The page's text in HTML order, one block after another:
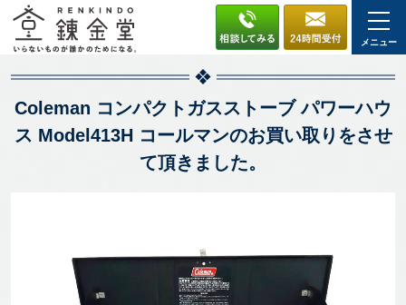
メニュー
Coleman コンパクトガスストーブ パワーハウ
ス Model413H コールマンのお買い取りをさせ
て頂きました。